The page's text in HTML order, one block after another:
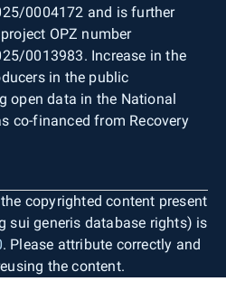
0004172 and is further
OPZ number
0013983. Increase in the
in the public
open data in the National
co-financed from Recovery
copyrighted content present
sui generis database rights) is
. Please attribute correctly and
the content.